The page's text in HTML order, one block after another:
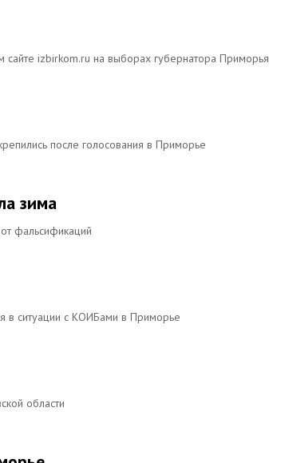
сайте izbirkom.ru на выборах губернатора Приморья
после голосования в Приморье
зима
фальсификаций
в ситуации с КОИБами в Приморье
области